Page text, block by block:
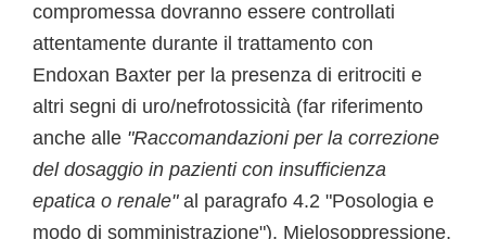
compromessa dovranno essere controllati
attentamente durante il trattamento con
Endoxan Baxter per la presenza di eritrociti e
altri segni di uro/nefrotossicità (far riferimento
anche alle "Raccomandazioni per la correzione
del dosaggio in pazienti con insufficienza
epatica o renale" al paragrafo 4.2 "Posologia e
modo di somministrazione"). Mielosoppressione,